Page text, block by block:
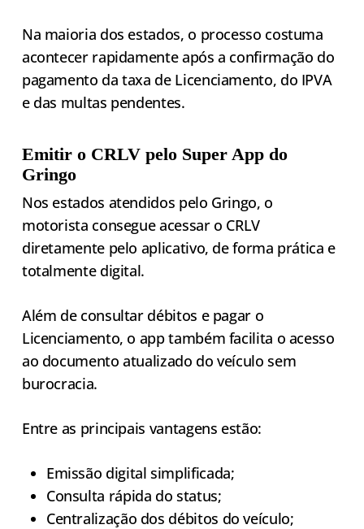
Na maioria dos estados, o processo costuma
acontecer rapidamente após a confirmação do
pagamento da taxa de Licenciamento, do IPVA
e das multas pendentes.
Emitir o CRLV pelo Super App do
Gringo
Nos estados atendidos pelo Gringo, o
motorista consegue acessar o CRLV
diretamente pelo aplicativo, de forma prática e
totalmente digital.
Além de consultar débitos e pagar o
Licenciamento, o app também facilita o acesso
ao documento atualizado do veículo sem
burocracia.
Entre as principais vantagens estão:
Emissão digital simplificada;
Consulta rápida do status;
Centralização dos débitos do veículo;